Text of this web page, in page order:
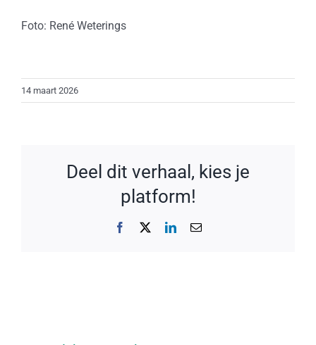
Foto: René Weterings
14 maart 2026
Deel dit verhaal, kies je
platform!
Facebook LinkedIn
E-